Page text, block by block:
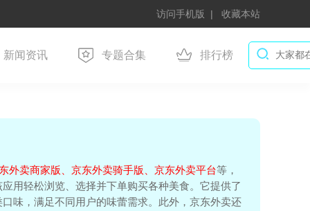
访问手机版 收藏本站
新闻资讯 专题合集 排行榜
外卖商家版、京东外卖骑手版、京东外卖平台等，
用轻松浏览、选择并下单购买各种美食。它提供了
味，满足不同用户的味蕾需求。此外，京东外卖还